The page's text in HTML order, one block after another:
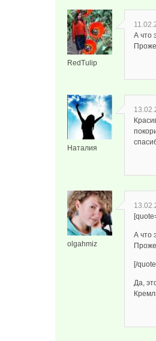
RedTulip
А что
Наталия
olgahmiz
А что
[/
Да,